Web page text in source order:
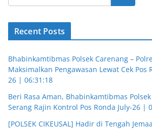
Recent Posts
Bhabinkamtibmas Polsek Carenang –
Maksimalkan Pengawasan Lewat Cek Pos
26 | 06:31:18
Beri Rasa Aman, Bhabinkamtibmas
Serang Rajin Kontrol Pos Ronda July-26 |
[POLSEK CIKEUSAL] Hadir di Tengah